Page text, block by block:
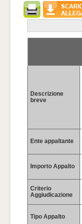
Descrizione
breve
Ente appaltante
Importo Appalto
Criterio
Aggiudicazione
Tipo Appalto